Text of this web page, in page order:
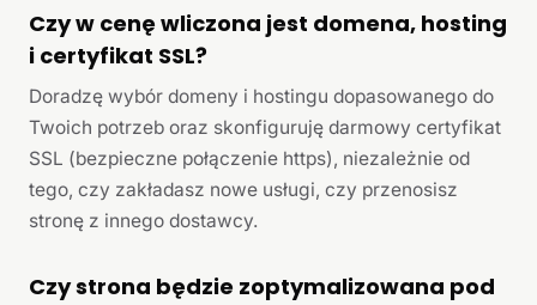
Czy w cenę wliczona jest domena, hosting
i certyfikat SSL?
Doradzę wybór domeny i hostingu dopasowanego do
Twoich potrzeb oraz skonfiguruję darmowy certyfikat
SSL (bezpieczne połączenie https), niezależnie od
tego, czy zakładasz nowe usługi, czy przenosisz
stronę z innego dostawcy.
Czy strona będzie zoptymalizowana pod